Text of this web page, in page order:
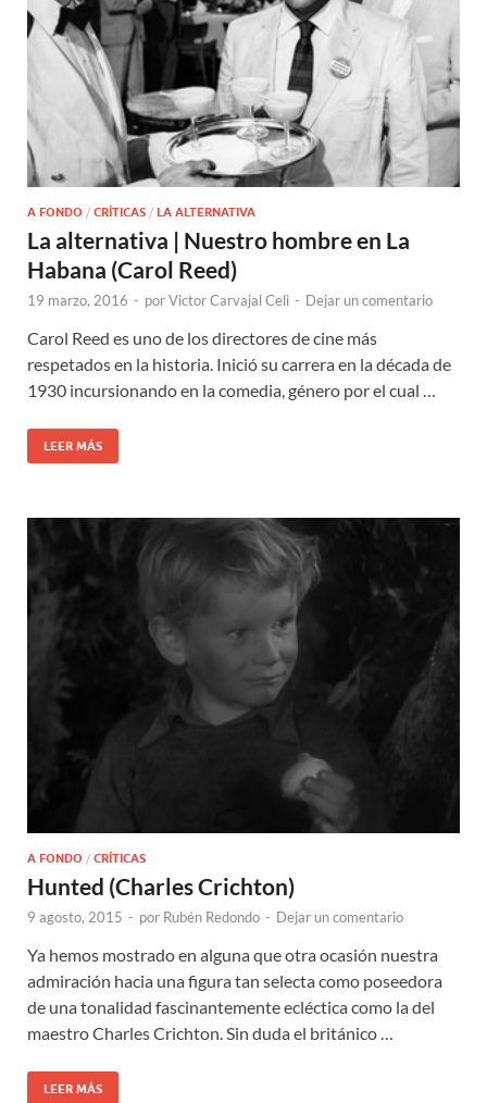
A FONDO / CRÍTICAS / LA ALTERNATIVA
La alternativa | Nuestro hombre en La
Habana (Carol Reed)
19 marzo, 2016 - porVictor Carvajal Celi - Dejar un comentario
Carol Reed es uno de los directores de cine más
respetados en la historia. Inició su carrera en la década de
1930 incursionando en la comedia, género por el cual …
LEER MÁS
A FONDO / CRÍTICAS
Hunted (Charles Crichton)
9 agosto, 2015 - por Rubén Redondo - Dejar un comentario
Ya hemos mostrado en alguna que otra ocasión nuestra
admiración hacia una figura tan selecta como poseedora
de una tonalidad fascinantemente ecléctica como la del
maestro Charles Crichton. Sin duda el británico …
LEER MÁS